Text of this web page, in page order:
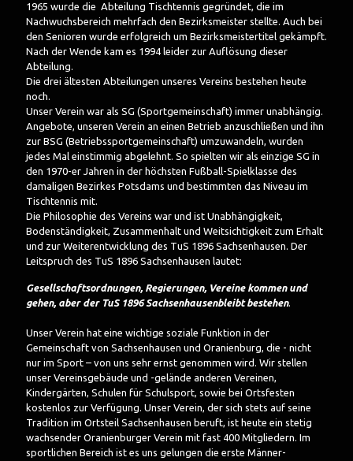
1965 wurde die Abteilung Tischtennis gegründet, die im
Nachwuchsbereich mehrfach den Bezirksmeister stellte. Auch bei
den Senioren wurde erfolgreich um Bezirksmeistertitel gekämpft.
Nach der Wende kam es 1994 leider zur Auflösung dieser
Abteilung.
Die drei ältesten Abteilungen unseres Vereins bestehen heute
noch.
Unser Verein war als SG (Sportgemeinschaft) immer unabhängig.
Angebote, unseren Verein an einen Betrieb anzuschließen und ihn
zur BSG (Betriebssportgemeinschaft) umzuwandeln, wurden
jedes Mal einstimmig abgelehnt. So spielten wir als einzige SG in
den 1970-er Jahren in der höchsten Fußball-Spielklasse des
damaligen Bezirkes Potsdams und bestimmten das Niveau im
Tischtennis mit.
Die Philosophie des Vereins war und ist Unabhängigkeit,
Bodenständigkeit, Zusammenhalt und Weitsichtigkeit zum Erhalt
und zur Weiterentwicklung des TuS 1896 Sachsenhausen. Der
Leitspruch des TuS 1896 Sachsenhausen lautet:
Gesellschaftsordnungen, Regierungen, Vereine kommen und
gehen, aber der TuS 1896 Sachsenhausenbleibt bestehen.
Unser Verein hat eine wichtige soziale Funktion in der
Gemeinschaft von Sachsenhausen und Oranienburg, die - nicht
nur im Sport – von uns sehr ernst genommen wird. Wir stellen
unser Vereinsgebäude und -gelände anderen Vereinen,
Kindergärten, Schulen für Schulsport, sowie bei Ortsfesten
kostenlos zur Verfügung. Unser Verein, der sich stets auf seine
Tradition im Ortsteil Sachsenhausen beruft, ist heute ein stetig
wachsender Oranienburger Verein mit fast 400 Mitgliedern. Im
sportlichen Bereich ist es uns gelungen die erste Männer-